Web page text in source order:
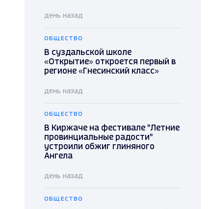
день назад
ОБЩЕСТВО
В суздальской школе
«Открытие» откроется первый в
регионе «Гнесинский класс»
день назад
ОБЩЕСТВО
В Киржаче на фестивале "Летние
провинциальные радости"
устроили обжиг глиняного
Ангела
день назад
ОБЩЕСТВО